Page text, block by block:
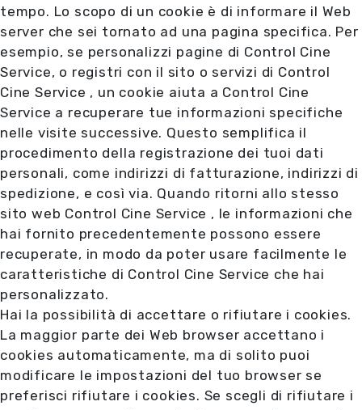
tempo. Lo scopo di un cookie è di informare il Web
server che sei tornato ad una pagina specifica. Per
esempio, se personalizzi pagine di Control Cine
Service, o registri con il sito o servizi di Control
Cine Service , un cookie aiuta a Control Cine
Service a recuperare tue informazioni specifiche
nelle visite successive. Questo semplifica il
procedimento della registrazione dei tuoi dati
personali, come indirizzi di fatturazione, indirizzi di
spedizione, e così via. Quando ritorni allo stesso
sito web Control Cine Service , le informazioni che
hai fornito precedentemente possono essere
recuperate, in modo da poter usare facilmente le
caratteristiche di Control Cine Service che hai
personalizzato.
Hai la possibilità di accettare o rifiutare i cookies.
La maggior parte dei Web browser accettano i
cookies automaticamente, ma di solito puoi
modificare le impostazioni del tuo browser se
preferisci rifiutare i cookies. Se scegli di rifiutare i